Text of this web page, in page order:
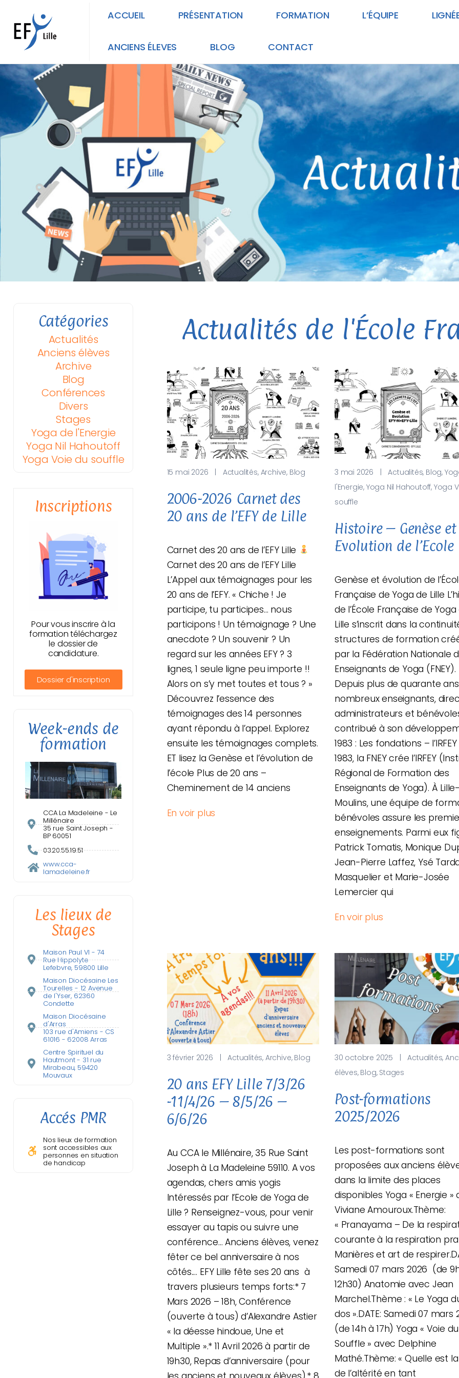
ACCUEIL PRÉSENTATION FORMATION L’ÉQUIPE
ANCIENS ÉLEVES BLOG CONTACT
Catégories
Actualités
Anciens élèves
Archive
Blog
Conférences
Divers
Stages
Yoga de l'Energie
Yoga Nil Hahoutoff
Yoga Voie du souffle
Inscriptions
Pour vous inscrire à la
formation téléchargez
le dossier de
candidature.
Dossier d'inscription
Week-ends de
formation
CCA La Madeleine - Le
Millénaire
35 rue Saint Joseph -
BP 60051
03.20.55.19.51
www.cca-
lamadeleine.fr
Les lieux de
Stages
Maison Paul VI - 74
Rue Hippolyte
Lefebvre, 59800 Lille
Maison Diocésaine Les
Tourelles - 12 Avenue
de l'Yser, 62360
Condette
Maison Diocésaine
d'Arras
103 rue d'Amiens - CS
61016 - 62008 Arras
Centre Spirituel du
Hautmont - 31 rue
Mirabeau, 59420
Mouvaux
Accés PMR
Nos lieux de formation
sont accessibles aux
personnes en situation
de handicap
Actualités de l'École
15 mai 2026 | Actualités, Archive, Blog
2006-2026 Carnet des
20 ans de l’EFY de Lille
Carnet des 20 ans de l’EFY Lille
Carnet des 20 ans de l’EFY Lille
L’Appel aux témoignages pour les
20 ans de l’EFY. « Chiche ! Je
participe, tu participes… nous
participons ! Un témoignage ? Une
anecdote ? Un souvenir ? Un
regard sur les années EFY ? 3
lignes, 1 seule ligne peu importe !!
Alors on s’y met toutes et tous ? »
Découvrez l’essence des
témoignages des 14 personnes
ayant répondu à l’appel. Explorez
ensuite les témoignages complets.
ET lisez la Genèse et l’évolution de
l’école Plus de 20 ans –
Cheminement de 14 anciens
En voir plus
3 mai 2026 | Actualités, Blog,
l'Energie, Yoga Nil Hahoutoff, Yoga
souffle
Histoire – Genèse et
Evolution de l’Ecole
Genèse et évolution de
Française de Yoga de Lille
de l’École Française de
Lille s’inscrit dans la
structures de formation
par la Fédération Nationale
Enseignants de Yoga (FNEY).
Depuis plus de quarante
nombreux enseignants,
administrateurs et
contribué à son
1983 : Les fondations –
1983, la FNEY crée l’IRFEY
Régional de Formation des
Enseignants de Yoga). À
Moulins, une équipe de
bénévoles assure les
enseignements. Parmi eux
Patrick Tomatis, Monique
Jean-Pierre Laffez, Ysé
Masquelier et Marie-Josée
Lemercier qui
En voir plus
3 février 2026 Actualités, Archive, Blog
20 ans EFY Lille 7/3/26
-11/4/26 – 8/5/26 –
6/6/26
Au CCA le Millénaire, 35 Rue Saint
Joseph à La Madeleine 59110. A vos
agendas, chers amis yogis
Intéressés par l’Ecole de Yoga de
Lille ? Renseignez-vous, pour venir
essayer au tapis ou suivre une
conférence… Anciens élèves, venez
fêter ce bel anniversaire à nos
côtés.… EFY Lille fête ses 20 ans à
travers plusieurs temps forts:* 7
Mars 2026 – 18h, Conférence
(ouverte à tous) d’Alexandre Astier
« la déesse hindoue, Une et
Multiple ».* 11 Avril 2026 à partir de
19h30, Repas d’anniversaire (pour
30 octobre 2025 Actualités,
élèves, Blog, Stages
Post-formations
2025/2026
Les post-formations sont
proposées aux anciens
dans la limite des places
disponibles Yoga « Energie »
Viviane Amouroux.Thème:
« Pranayama – De la
courante à la respiration
Manières et art de
Samedi 07 mars 2026 (de
12h30) Anatomie avec Jean
Marchel.Thème : « Le Yoga
dos ».DATE: Samedi 07 mars
(de 14h à 17h) Yoga « Voie du
Souffle » avec Delphine
Mathé.Thème: « Quelle est
de l’altérité en tant